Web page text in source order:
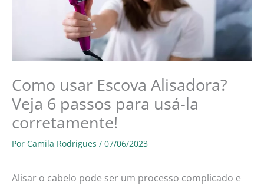
Como usar Escova Alisadora?
Veja 6 passos para usá-la
corretamente!
Por Camila Rodrigues / 07/06/2023
Alisar o cabelo pode ser um processo complicado e